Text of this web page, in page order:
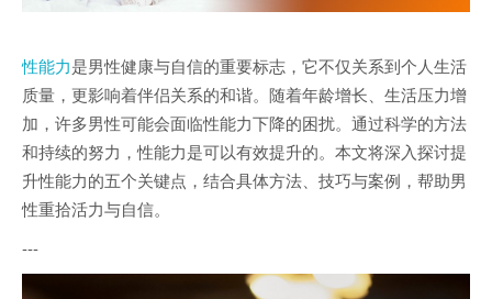
性能力是男性健康与自信的重要标志，它不仅关系到个人生活
质量，更影响着伴侣关系的和谐。随着年龄增长、生活压力增
加，许多男性可能会面临性能力下降的困扰。通过科学的方法
和持续的努力，性能力是可以有效提升的。本文将深入探讨提
升性能力的五个关键点，结合具体方法、技巧与案例，帮助男
性重拾活力与自信。
---